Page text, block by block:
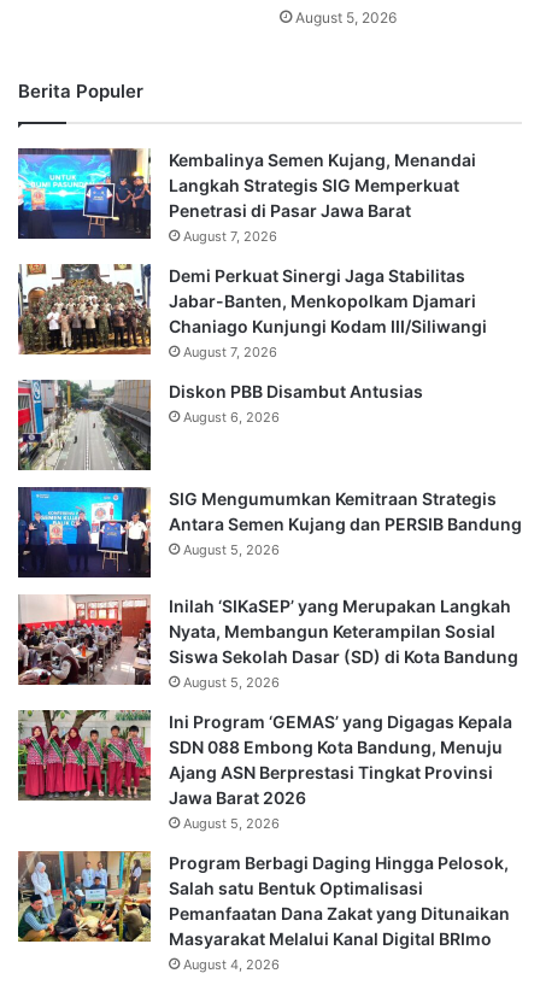
August 5, 2026
Berita Populer
Kembalinya Semen Kujang, Menandai
Langkah Strategis SIG Memperkuat
Penetrasi di Pasar Jawa Barat
August 7, 2026
Demi Perkuat Sinergi Jaga Stabilitas
Jabar-Banten, Menkopolkam Djamari
Chaniago Kunjungi Kodam III/Siliwangi
August 7, 2026
Diskon PBB Disambut Antusias
August 6, 2026
SIG Mengumumkan Kemitraan Strategis
Antara Semen Kujang dan PERSIB Bandung
August 5, 2026
Inilah ‘SIKaSEP’ yang Merupakan Langkah
Nyata, Membangun Keterampilan Sosial
Siswa Sekolah Dasar (SD) di Kota Bandung
August 5, 2026
Ini Program ‘GEMAS’ yang Digagas Kepala
SDN 088 Embong Kota Bandung, Menuju
Ajang ASN Berprestasi Tingkat Provinsi
Jawa Barat 2026
August 5, 2026
Program Berbagi Daging Hingga Pelosok,
Salah satu Bentuk Optimalisasi
Pemanfaatan Dana Zakat yang Ditunaikan
Masyarakat Melalui Kanal Digital BRImo
August 4, 2026